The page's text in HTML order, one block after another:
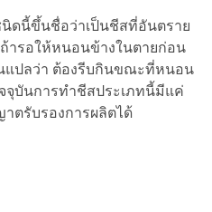
ดนี้ขึ้นชื่อว่าเป็นชีสที่อันตราย
ถ้ารอให้หนอนข้างในตายก่อน
ปลว่า ต้องรีบกินขณะที่หนอน
จุบันการทำชีสประเภทนี้มีแค่
ตรับรองการผลิตได้